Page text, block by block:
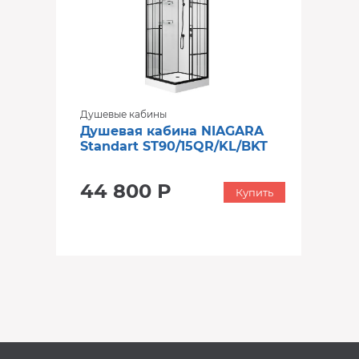
Душевые кабины
Душевая кабина NIAGARA
Standart ST90/15QR/KL/BKT
44 800 Р Купить